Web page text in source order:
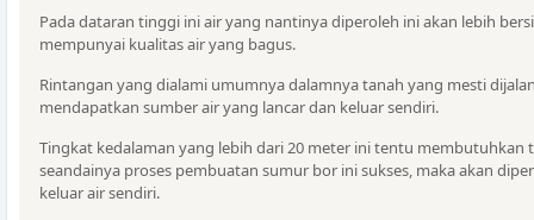
Pada dataran tinggi ini air yang nantinya diperoleh ini akan lebih
mempunyai kualitas air yang bagus.
Rintangan yang dialami umumnya dalamnya tanah yang mesti
mendapatkan sumber air yang lancar dan keluar sendiri.
Tingkat kedalaman yang lebih dari 20 meter ini tentu membutuhkan
seandainya proses pembuatan sumur bor ini sukses, maka akan
keluar air sendiri.